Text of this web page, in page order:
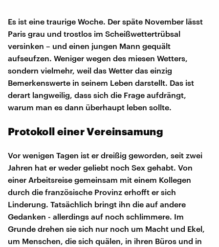
Es ist eine traurige Woche. Der späte November lässt
Paris grau und trostlos im Scheißwettertrübsal
versinken – und einen jungen Mann gequält
aufseufzen. Weniger wegen des miesen Wetters,
sondern vielmehr, weil das Wetter das einzig
Bemerkenswerte in seinem Leben darstellt. Das ist
derart langweilig, dass sich die Frage aufdrängt,
warum man es dann überhaupt leben sollte.
Protokoll einer Vereinsamung
Vor wenigen Tagen ist er dreißig geworden, seit zwei
Jahren hat er weder geliebt noch Sex gehabt. Von
einer Arbeitsreise gemeinsam mit einem Kollegen
durch die französische Provinz erhofft er sich
Linderung. Tatsächlich bringt ihn die auf andere
Gedanken - allerdings auf noch schlimmere. Im
Grunde drehen sie sich nur noch um Macht und Ekel,
um Menschen, die sich quälen, in ihren Büros und in